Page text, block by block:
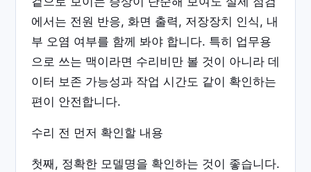
에서는 전원 반응, 화면 출력, 저장장치 인식, 내
부 오염 여부를 함께 봐야 합니다. 특히 업무용
으로 쓰는 맥이라면 수리비만 볼 것이 아니라 데
이터 보존 가능성과 작업 시간도 같이 확인하는
편이 안전합니다.
수리 전 먼저 확인할 내용
첫째, 정확한 모델명을 확인하는 것이 좋습니다.